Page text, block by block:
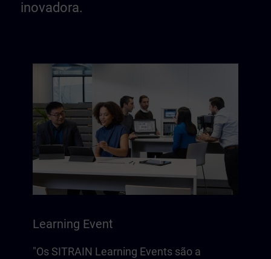
inovadora.
Learning Event
"Os SITRAIN Learning Events são a